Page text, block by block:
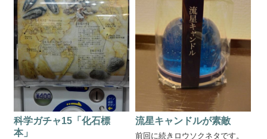
科学ガチャ15「化石標
本」
流星キャンドルが素敵
前回に続きロウソクネタです。